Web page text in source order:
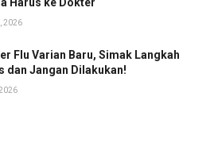
2026
Flu Varian Baru, Simak Langkah
dan Jangan Dilakukan!